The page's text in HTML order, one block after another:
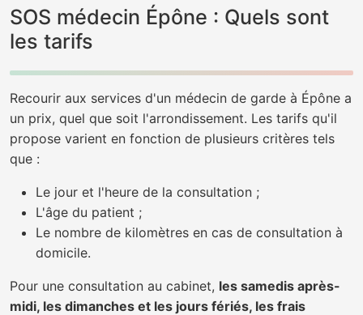
SOS médecin Épône : Quels sont
les tarifs
Recourir aux services d'un médecin de garde à Épône a
un prix, quel que soit l'arrondissement. Les tarifs qu'il
propose varient en fonction de plusieurs critères tels
que :
Le jour et l'heure de la consultation ;
L'âge du patient ;
Le nombre de kilomètres en cas de consultation à
domicile.
Pour une consultation au cabinet, les samedis après-
midi, les dimanches et les jours fériés, les frais